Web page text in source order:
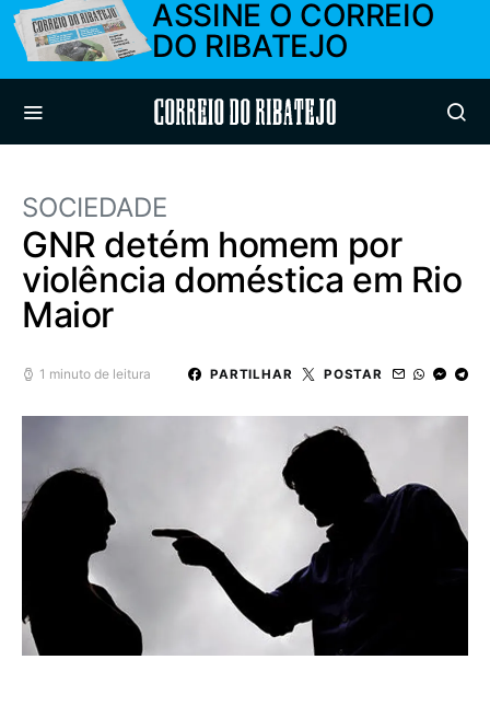
ASSINE O CORREIO
DO RIBATEJO
Correio do Ribatejo
SOCIEDADE
GNR detém homem por
violência doméstica em Rio
Maior
1 minuto de leitura PARTILHAR POSTAR